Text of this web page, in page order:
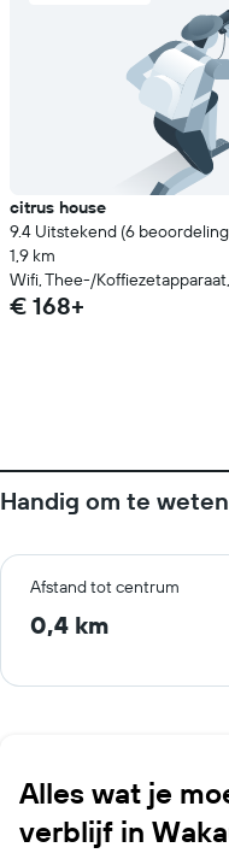
citrus house
9.4 Uitstekend (6
1,9 km
Wifi, Thee-/
€ 168+
Handig om te weten
Afstand tot centrum
0,4 km
Alles wat je
verblijf in